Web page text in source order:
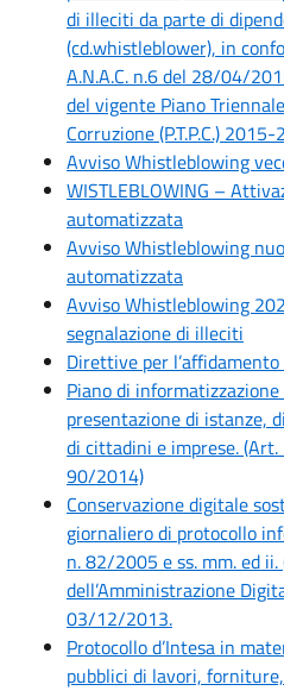
di illeciti da parte di
(cd.whistleblower), in
A.N.A.C. n.6 del 28/04/
del vigente Piano
Corruzione (P.T.P.C.)
Avviso Whistleblowing
WISTLEBLOWING –
automatizzata
Avviso Whistleblowing
automatizzata
Avviso Whistleblowing
segnalazione di illeciti
Direttive per
Piano di
presentazione di istanze,
di cittadini e imprese. (Art.
90/2014)
Conservazione digitale
giornaliero di protocollo
n. 82/2005 e ss. mm. ed ii.
dell’Amministrazione
03/12/2013.
Protocollo d’Intesa in
pubblici di lavori,